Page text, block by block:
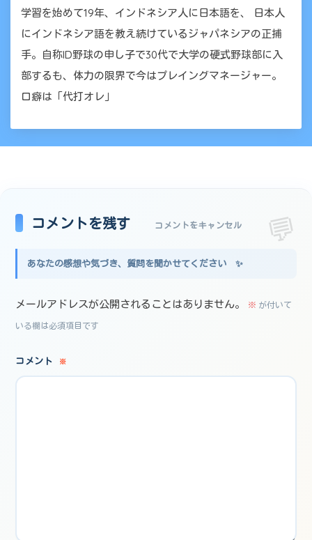
学習を始めて19年、インドネシア人に日本語を、 日本人
にインドネシア語を教え続けているジャパネシアの正捕
手。自称ID野球の申し子で30代で大学の硬式野球部に入
部するも、体力の限界で今はプレイングマネージャー。
口癖は「代打オレ」
コメントを残す コメントをキャンセル
メールアドレスが公開されることはありません。 ※ が付いて
いる欄は必須項目です
コメント ※